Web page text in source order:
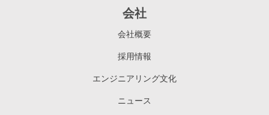
会社
会社概要
採用情報
エンジニアリング文化
ニュース